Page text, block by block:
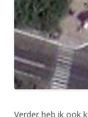
Verder heb ik ook